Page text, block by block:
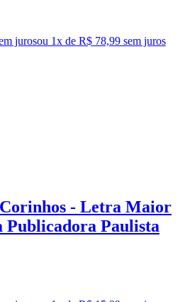
jurosou 1x de R$ 78,99 sem juros
- Letra Maior
Publicadora Paulista